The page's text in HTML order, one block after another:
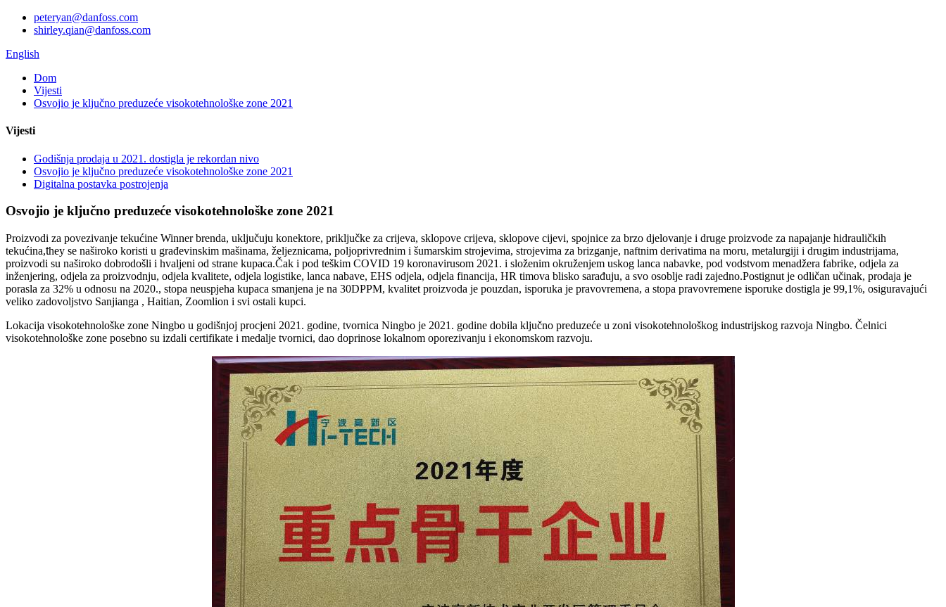
peteryan@danfoss.com
shirley.qian@danfoss.com
English
Dom
Vijesti
Osvojio je ključno preduzeće visokotehnološke zone 2021
Vijesti
Godišnja prodaja u 2021. dostigla je rekordan nivo
Osvojio je ključno preduzeće visokotehnološke zone 2021
Digitalna postavka postrojenja
Osvojio je ključno preduzeće visokotehnološke zone 2021
Proizvodi za povezivanje tekućine Winner brenda, uključuju konektore, priključke za crijeva, sklopove crijeva, sklopove cijevi, spojnice za brzo djelovanje i druge proizvode za napajanje hidrauličkih
tekućina,they se naširoko koristi u građevinskim mašinama, željeznicama, poljoprivrednim i šumarskim strojevima, strojevima za brizganje, naftnim derivatima na moru, metalurgiji i drugim industrijama,
proizvodi su naširoko dobrodošli i hvaljeni od strane kupaca.Čak i pod teškim COVID 19 koronavirusom 2021. i složenim okruženjem uskog lanca nabavke, pod vodstvom menadžera fabrike, odjela za
inženjering, odjela za proizvodnju, odjela kvalitete, odjela logistike, lanca nabave, EHS odjela, odjela financija, HR timova blisko sarađuju, a svo osoblje radi zajedno.Postignut je odličan učinak, prodaja je
porasla za 32% u odnosu na 2020., stopa neuspjeha kupaca smanjena je na 30DPPM, kvalitet proizvoda je pouzdan, isporuka je pravovremena, a stopa pravovremene isporuke dostigla je 99,1%, osiguravajući
veliko zadovoljstvo Sanjianga , Haitian, Zoomlion i svi ostali kupci.
Lokacija visokotehnološke zone Ningbo u godišnjoj procjeni 2021. godine, tvornica Ningbo je 2021. godine dobila ključno preduzeće u zoni visokotehnološkog industrijskog razvoja Ningbo. Čelnici
visokotehnološke zone posebno su izdali certifikate i medalje tvornici, dao doprinose lokalnom oporezivanju i ekonomskom razvoju.